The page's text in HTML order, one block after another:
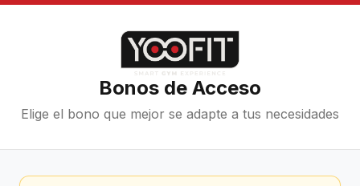
Bonos de Acceso
Elige el bono que mejor se adapte a tus necesidades